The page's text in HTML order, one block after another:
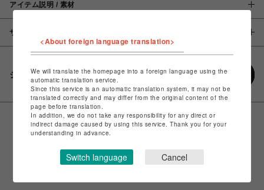
アイテム説明 / 素材
サイズ
シェアする
<About foreign language translation>
We will translate the homepage into a foreign language using the
automatic translation service.
Since this service is an automatic translation system, it may not be
translated correctly and may differ from the original content of the
page before translation.
In addition, we do not take any responsibility for any direct or
indirect damage caused by using this service. Thank you for your
understanding in advance.
Switch language Cancel